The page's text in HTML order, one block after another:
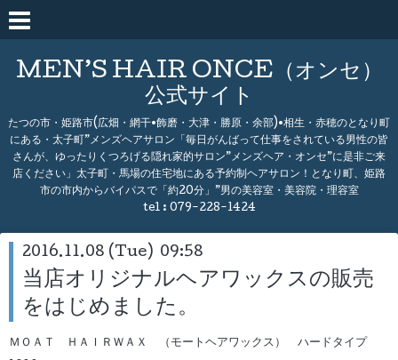
MEN’S HAIR ONCE（オンセ）
公式サイト
たつの市・姫路市(広畑・網干•飾磨・大津・勝原・余部)•相生・赤穂のとなり町
にある・太子町”メンズヘアサロン「毎日がんばって仕事をされている男性の皆
さんが、ゆったりくつろげる隠れ家的サロン”メンズヘア・オンセ”に是非ご来
店ください」太子町・馬場の住宅地にある予約制ヘアサロン！となり町、姫路
市の市内からバイパスで「約20分」”男の美容室・美容院・理容室
tel : 079-228-1424
2016.11.08 (Tue) 09:58
当店オリジナルヘアワックスの販売
をはじめました。
ＭＯＡＴ ＨＡＩＲＷＡＸ （モートヘアワックス） ハードタイプ